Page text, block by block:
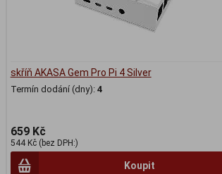
skříň AKASA Gem Pro Pi 4 Silver
Termín dodání (dny): 4
659 Kč
544 Kč (bez DPH:)
Koupit